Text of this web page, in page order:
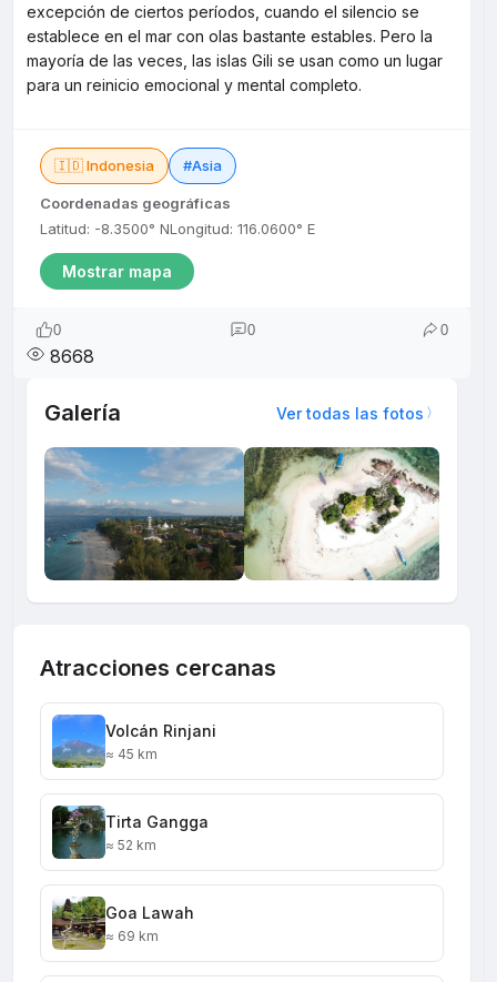
excepción de ciertos períodos, cuando el silencio se
establece en el mar con olas bastante estables. Pero la
mayoría de las veces, las islas Gili se usan como un lugar
para un reinicio emocional y mental completo.
🇮🇩 Indonesia #Asia
Coordenadas geográficas
Latitud: -8.3500° NLongitud: 116.0600° E
Mostrar mapa
0 0 0
8668
Galería Ver todas las fotos
Atracciones cercanas
Volcán Rinjani
≈ 45 km
Tirta Gangga
≈ 52 km
Goa Lawah
≈ 69 km